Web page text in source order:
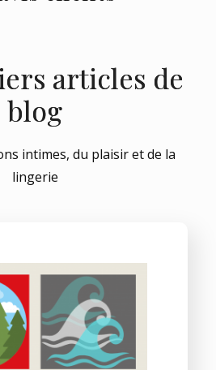
articles de
blog
intimes, du plaisir et de la
lingerie